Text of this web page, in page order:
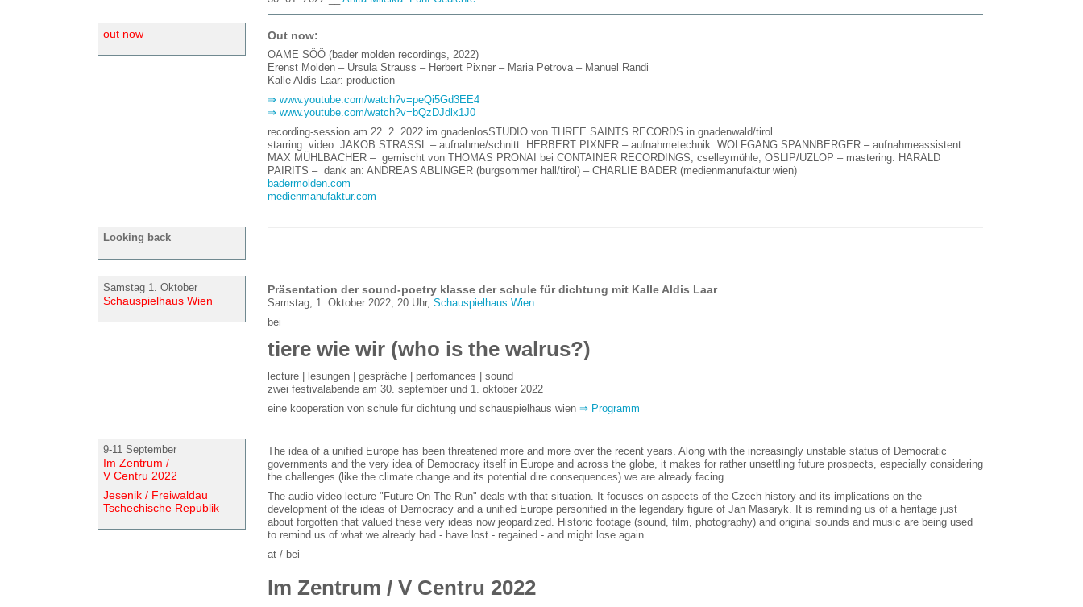
out now Out now:
OAME SÖÖ (bader molden recordings, 2022)
Erenst Molden – Ursula Strauss – Herbert Pixner – Maria Petrova – Manuel Randi
Kalle Aldis Laar: production
⇒ www.youtube.com/watch?v=peQi5Gd3EE4
⇒ www.youtube.com/watch?v=bQzDJdlx1J0
recording-session am 22. 2. 2022 im gnadenlosSTUDIO von THREE SAINTS RECORDS in gnadenwald/tirol
starring: video: JAKOB STRASSL – aufnahme/schnitt: HERBERT PIXNER – aufnahmetechnik: WOLFGANG SPANNBERGER – aufnahmeassistent:
MAX MÜHLBACHER – gemischt von THOMAS PRONAI bei CONTAINER RECORDINGS, cselleymühle, OSLIP/UZLOP – mastering: HARALD
PAIRITS – dank an: ANDREAS ABLINGER (burgsommer hall/tirol) – CHARLIE BADER (medienmanufaktur wien)
badermolden.com
medienmanufaktur.com
Looking back
Samstag 1. Oktober
Schauspielhaus Wien
Präsentation der sound-poetry klasse der schule für dichtung mit Kalle Aldis Laar
Samstag, 1. Oktober 2022, 20 Uhr, Schauspielhaus Wien
bei
tiere wie wir (who is the walrus?)
lecture | lesungen | gespräche | perfomances | sound
zwei festivalabende am 30. september und 1. oktober 2022
eine kooperation von schule für dichtung und schauspielhaus wien ⇒ Programm
9-11 September
Im Zentrum /
V Centru 2022
Jesenik / Freiwaldau
Tschechische Republik
The idea of a unified Europe has been threatened more and more over the recent years. Along with the increasingly unstable status of Democratic
governments and the very idea of Democracy itself in Europe and across the globe, it makes for rather unsettling future prospects, especially considering
the challenges (like the climate change and its potential dire consequences) we are already facing.
The audio-video lecture "Future On The Run" deals with that situation. It focuses on aspects of the Czech history and its implications on the
development of the ideas of Democracy and a unified Europe personified in the legendary figure of Jan Masaryk. It is reminding us of a heritage just
about forgotten that valued these very ideas now jeopardized. Historic footage (sound, film, photography) and original sounds and music are being used
to remind us of what we already had - have lost - regained - and might lose again.
at / bei
Im Zentrum / V Centru 2022